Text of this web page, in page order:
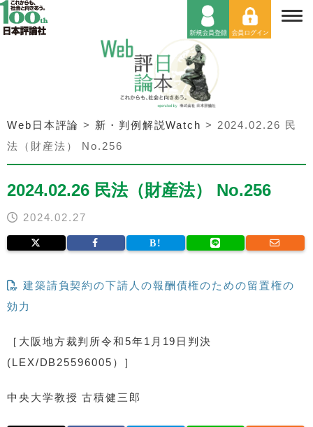
Web日本評論 > 新・判例解説Watch > 2024.02.26 民
法（財産法） No.256
2024.02.26 民法（財産法） No.256
2024.02.27
建築請負契約の下請人の報酬債権のための留置権の
効力
［大阪地方裁判所令和5年1月19日判決
(LEX/DB25596005）］
中央大学教授 古積健三郎